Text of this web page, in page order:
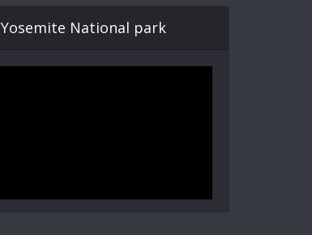
Yosemite National park